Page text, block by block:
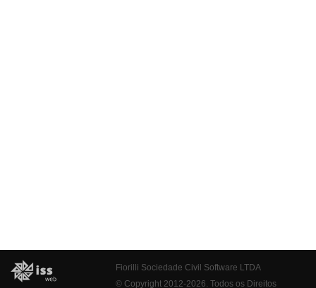
Fiorilli Sociedade Civil Software LTDA
© Copyright 2012-2026. Todos os Direitos